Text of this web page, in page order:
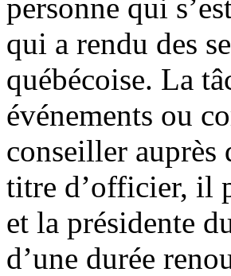
personne qui
qui a rendu des
québécoise. La
événements ou
conseiller
titre d’officier, il
et la présidente
d’une durée